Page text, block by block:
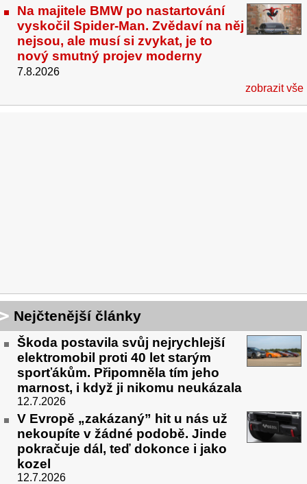
Na majitele BMW po nastartování
vyskočil Spider-Man. Zvědaví na něj
nejsou, ale musí si zvykat, je to
nový smutný projev moderny
7.8.2026
zobrazit vše
Nejčtenější články
Škoda postavila svůj nejrychlejší
elektromobil proti 40 let starým
sporťákům. Připomněla tím jeho
marnost, i když ji nikomu neukázala
12.7.2026
V Evropě „zakázaný” hit u nás už
nekoupíte v žádné podobě. Jinde
pokračuje dál, teď dokonce i jako
kozel
12.7.2026